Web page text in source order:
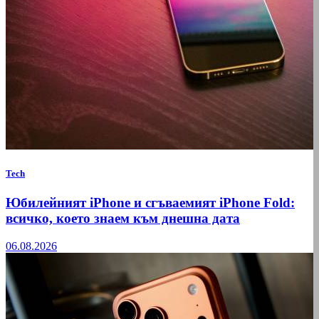
Tech
Юбилейният iPhone и сгъваемият iPhone Fold:
всичко, което знаем към днешна дата
06.08.2026